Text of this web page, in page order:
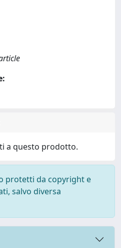
a questo prodotto.
protetti da copyright e
salvo diversa